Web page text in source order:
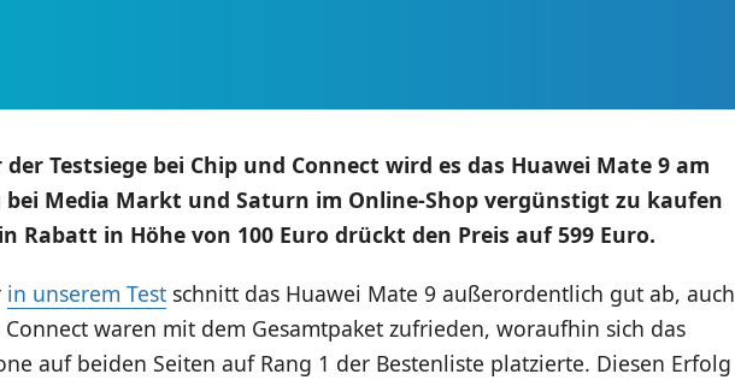
der Testsiege bei Chip und Connect wird es das Huawei Mate 9 am
bei Media Markt und Saturn im Online-Shop vergünstigt zu kaufen
Rabatt in Höhe von 100 Euro drückt den Preis auf 599 Euro.
in unserem Testschnitt das Huawei Mate 9 außerordentlich gut ab, auch
waren mit dem Gesamtpaket zufrieden, woraufhin sich das
auf beiden Seiten auf Rang 1 der Bestenliste platzierte. Diesen Erfolg